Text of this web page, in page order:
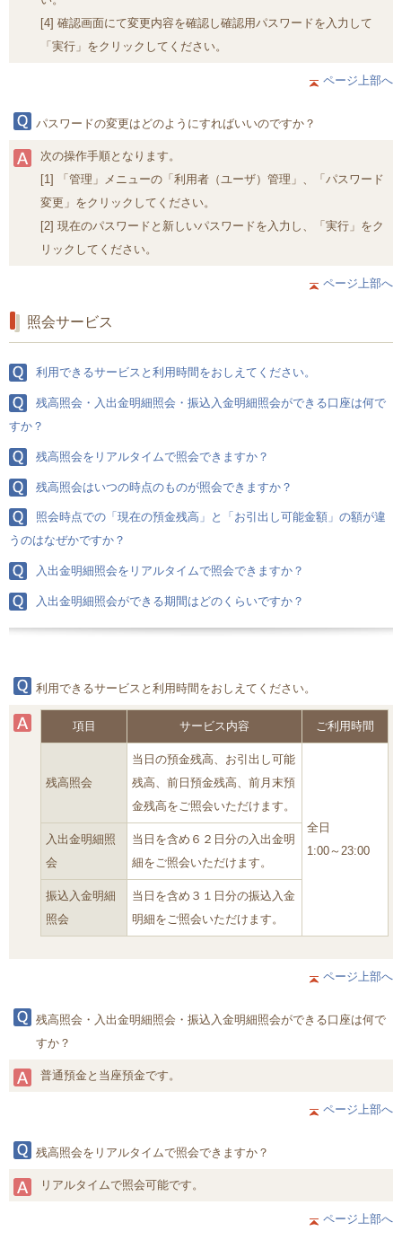
[4] 確認画面にて変更内容を確認し確認用パスワードを入力して
「実行」をクリックしてください。
ページ上部へ
パスワードの変更はどのようにすればいいのですか？
次の操作手順となります。
[1] 「管理」メニューの「利用者（ユーザ）管理」、「パスワード
変更」をクリックしてください。
[2] 現在のパスワードと新しいパスワードを入力し、「実行」をク
リックしてください。
ページ上部へ
照会サービス
利用できるサービスと利用時間をおしえてください。
残高照会・入出金明細照会・振込入金明細照会ができる口座は何で
すか？
残高照会をリアルタイムで照会できますか？
残高照会はいつの時点のものが照会できますか？
照会時点での「現在の預金残高」と「お引出し可能金額」の額が違
うのはなぜかですか？
入出金明細照会をリアルタイムで照会できますか？
入出金明細照会ができる期間はどのくらいですか？
利用できるサービスと利用時間をおしえてください。
項目 サービス内容 ご利用時間
残高照会
当日の預金残高、お引出し可能
残高、前日預金残高、前月末預
金残高をご照会いただけます。
全日
1:00～23:00
入出金明細照
会
当日を含め６２日分の入出金明
細をご照会いただけます。
振込入金明細
照会
当日を含め３１日分の振込入金
明細をご照会いただけます。
ページ上部へ
残高照会・入出金明細照会・振込入金明細照会ができる口座は何で
すか？
普通預金と当座預金です。
ページ上部へ
残高照会をリアルタイムで照会できますか？
リアルタイムで照会可能です。
ページ上部へ